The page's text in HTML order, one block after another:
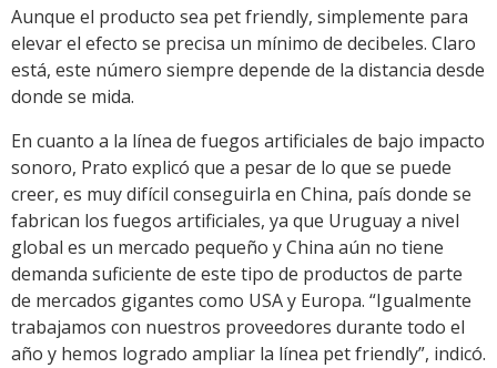
Aunque el producto sea pet friendly, simplemente para
elevar el efecto se precisa un mínimo de decibeles. Claro
está, este número siempre depende de la distancia desde
donde se mida.
En cuanto a la línea de fuegos artificiales de bajo impacto
sonoro, Prato explicó que a pesar de lo que se puede
creer, es muy difícil conseguirla en China, país donde se
fabrican los fuegos artificiales, ya que Uruguay a nivel
global es un mercado pequeño y China aún no tiene
demanda suficiente de este tipo de productos de parte
de mercados gigantes como USA y Europa. “Igualmente
trabajamos con nuestros proveedores durante todo el
año y hemos logrado ampliar la línea pet friendly”, indicó.